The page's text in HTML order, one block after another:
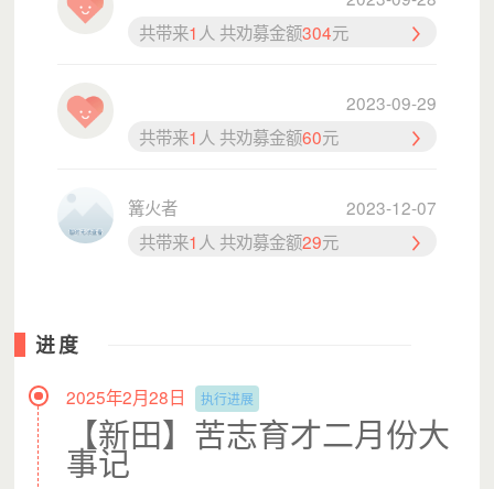
孩子们有的父母双亡，由生活本已困顿的亲戚抚养
来到苦志育才，这些孩子
共带来1 人 共劝募金额304元
2023-09-29
共带来1 人 共劝募金额60元
篝火者
2023-12-07
共带来1 人 共劝募金额29元
进度
2025年2月28日 执行进展
【新田】苦志育才二月份大
事记